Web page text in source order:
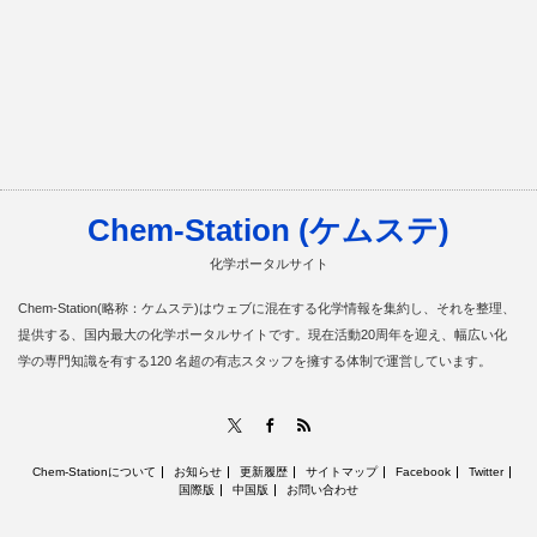
Chem-Station (ケムステ)
化学ポータルサイト
Chem-Station(略称：ケムステ)はウェブに混在する化学情報を集約し、それを整理、
提供する、国内最大の化学ポータルサイトです。現在活動20周年を迎え、幅広い化
学の専門知識を有する120 名超の有志スタッフを擁する体制で運営しています。
Facebook
Chem-Stationについて お知らせ 更新履歴 サイトマップ Facebook
Twitter
国際版
中国版 お問い合わせ